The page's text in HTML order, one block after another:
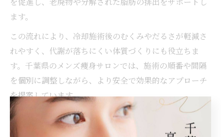
ます。
この流れにより、冷却施術後のむくみやだるさが軽減さ
れやすく、代謝が落ちにくい体質づくりにも役立ちま
す。千葉県のメンズ痩身サロンでは、施術の順番や間隔
を個別に調整しながら、より安全で効果的なアプローチ
を提案しています。
施術後は水分補給や軽いストレッチなども心がけると、
老廃物の排出がさらにスムーズになります。体調やライ